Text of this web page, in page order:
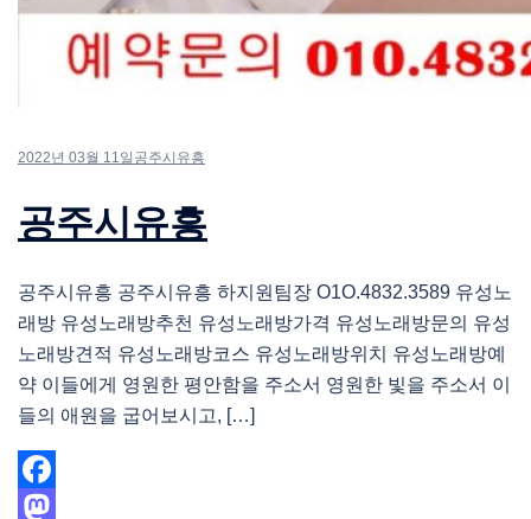
2022년 03월 11일 공주시유흥
공주시유흥
공주시유흥 공주시유흥 하지원팀장 O1O.4832.3589 유성노
래방 유성노래방추천 유성노래방가격 유성노래방문의 유성
노래방견적 유성노래방코스 유성노래방위치 유성노래방예
약 이들에게 영원한 평안함을 주소서 영원한 빛을 주소서 이
들의 애원을 굽어보시고, […]
Facebook